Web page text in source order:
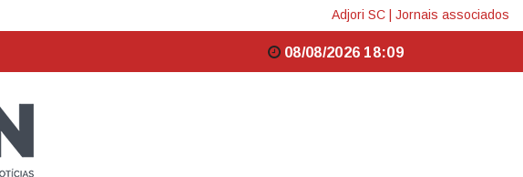
Adjori SC Jornais associados
08/08/2026 18:10